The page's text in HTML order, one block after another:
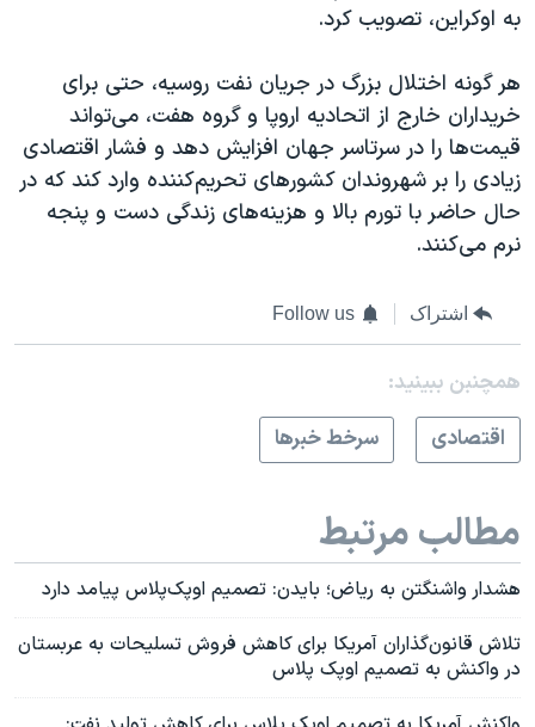
به اوکراین، تصویب کرد.
هر گونه اختلال بزرگ در جریان نفت روسیه، حتی برای
خریداران خارج از اتحادیه اروپا و گروه هفت، می‌تواند
قیمت‌ها را در سرتاسر جهان افزایش دهد و فشار اقتصادی
زیادی را بر شهروندان کشورهای تحریم‌کننده وارد کند که در
حال حاضر با تورم بالا و هزینه‌های زندگی دست و پنجه
نرم می‌کنند.
اشتراک Follow us
همچنبن ببینید:
اقتصادی
سرخط خبرها
مطالب مرتبط
هشدار واشنگتن به ریاض؛ بایدن: تصمیم اوپک‌پلاس پیامد دارد
تلاش قانون‌گذاران آمریکا برای کاهش فروش تسلیحات به عربستان
در واکنش به تصمیم اوپک پلاس